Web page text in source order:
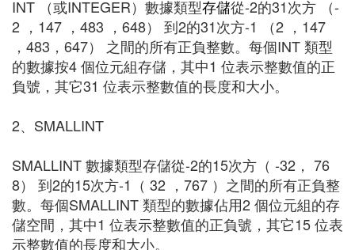
INT （或INTEGER）數據類型存儲從-2的31次方 （-
2 ，147 ，483 ，648） 到2的31次方-1 （2 ，147
，483，647） 之間的所有正負整數。每個INT 類型
的數據按4 個位元組存儲，其中1 位表示整數值的正
負號，其它31 位表示整數值的長度和大小。
2、SMALLINT
SMALLINT 數據類型存儲從-2的15次方（ -32， 76
8） 到2的15次方-1（ 32 ，767 ）之間的所有正負整
數。每個SMALLINT 類型的數據佔用2 個位元組的存
儲空間，其中1 位表示整數值的正負號，其它15 位表
示整數值的長度和大小。